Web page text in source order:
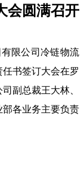
会圆满召开
限公司冷链物流
任书签订大会在罗
副总裁王大林、
各业务主要负责